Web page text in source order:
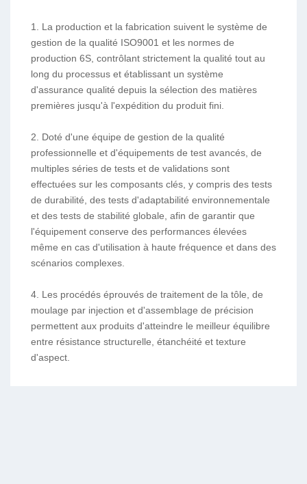
1. La production et la fabrication suivent le système de
gestion de la qualité ISO9001 et les normes de
production 6S, contrôlant strictement la qualité tout au
long du processus et établissant un système
d'assurance qualité depuis la sélection des matières
premières jusqu'à l'expédition du produit fini.
2. Doté d'une équipe de gestion de la qualité
professionnelle et d'équipements de test avancés, de
multiples séries de tests et de validations sont
effectuées sur les composants clés, y compris des tests
de durabilité, des tests d'adaptabilité environnementale
et des tests de stabilité globale, afin de garantir que
l'équipement conserve des performances élevées
même en cas d'utilisation à haute fréquence et dans des
scénarios complexes.
4. Les procédés éprouvés de traitement de la tôle, de
moulage par injection et d'assemblage de précision
permettent aux produits d'atteindre le meilleur équilibre
entre résistance structurelle, étanchéité et texture
d'aspect.